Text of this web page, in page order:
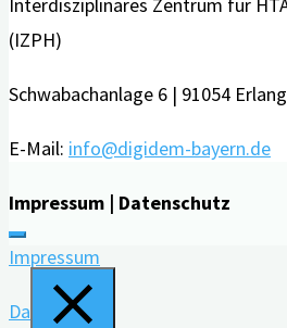
Interdisziplinäres Zentrum für
(IZPH)
Schwabachanlage 6 | 91054
E-Mail: info@digidem-bayern.de
Impressum | Datenschutz
Impressum
Datenschutz